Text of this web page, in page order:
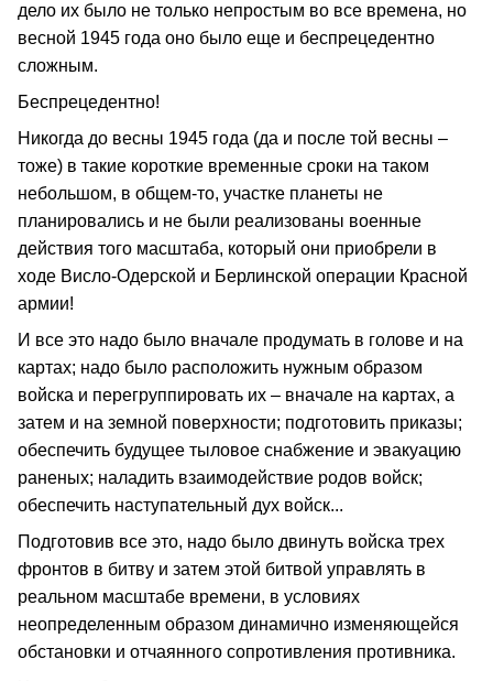
дело их было не только непростым во все времена, но
весной 1945 года оно было еще и беспрецедентно
сложным.
Беспрецедентно!
Никогда до весны 1945 года (да и после той весны –
тоже) в такие короткие временные сроки на таком
небольшом, в общем-то, участке планеты не
планировались и не были реализованы военные
действия того масштаба, который они приобрели в
ходе Висло-Одерской и Берлинской операции Красной
армии!
И все это надо было вначале продумать в голове и на
картах; надо было расположить нужным образом
войска и перегруппировать их – вначале на картах, а
затем и на земной поверхности; подготовить приказы;
обеспечить будущее тыловое снабжение и эвакуацию
раненых; наладить взаимодействие родов войск;
обеспечить наступательный дух войск...
Подготовив все это, надо было двинуть войска трех
фронтов в битву и затем этой битвой управлять в
реальном масштабе времени, в условиях
неопределенным образом динамично изменяющейся
обстановки и отчаянного сопротивления противника.